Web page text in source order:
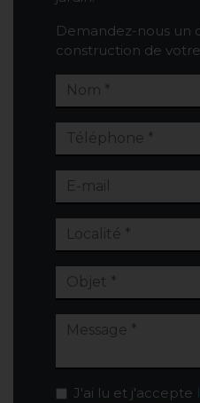
Demandez-nous un
construction de
J'ai lu et j'accepte